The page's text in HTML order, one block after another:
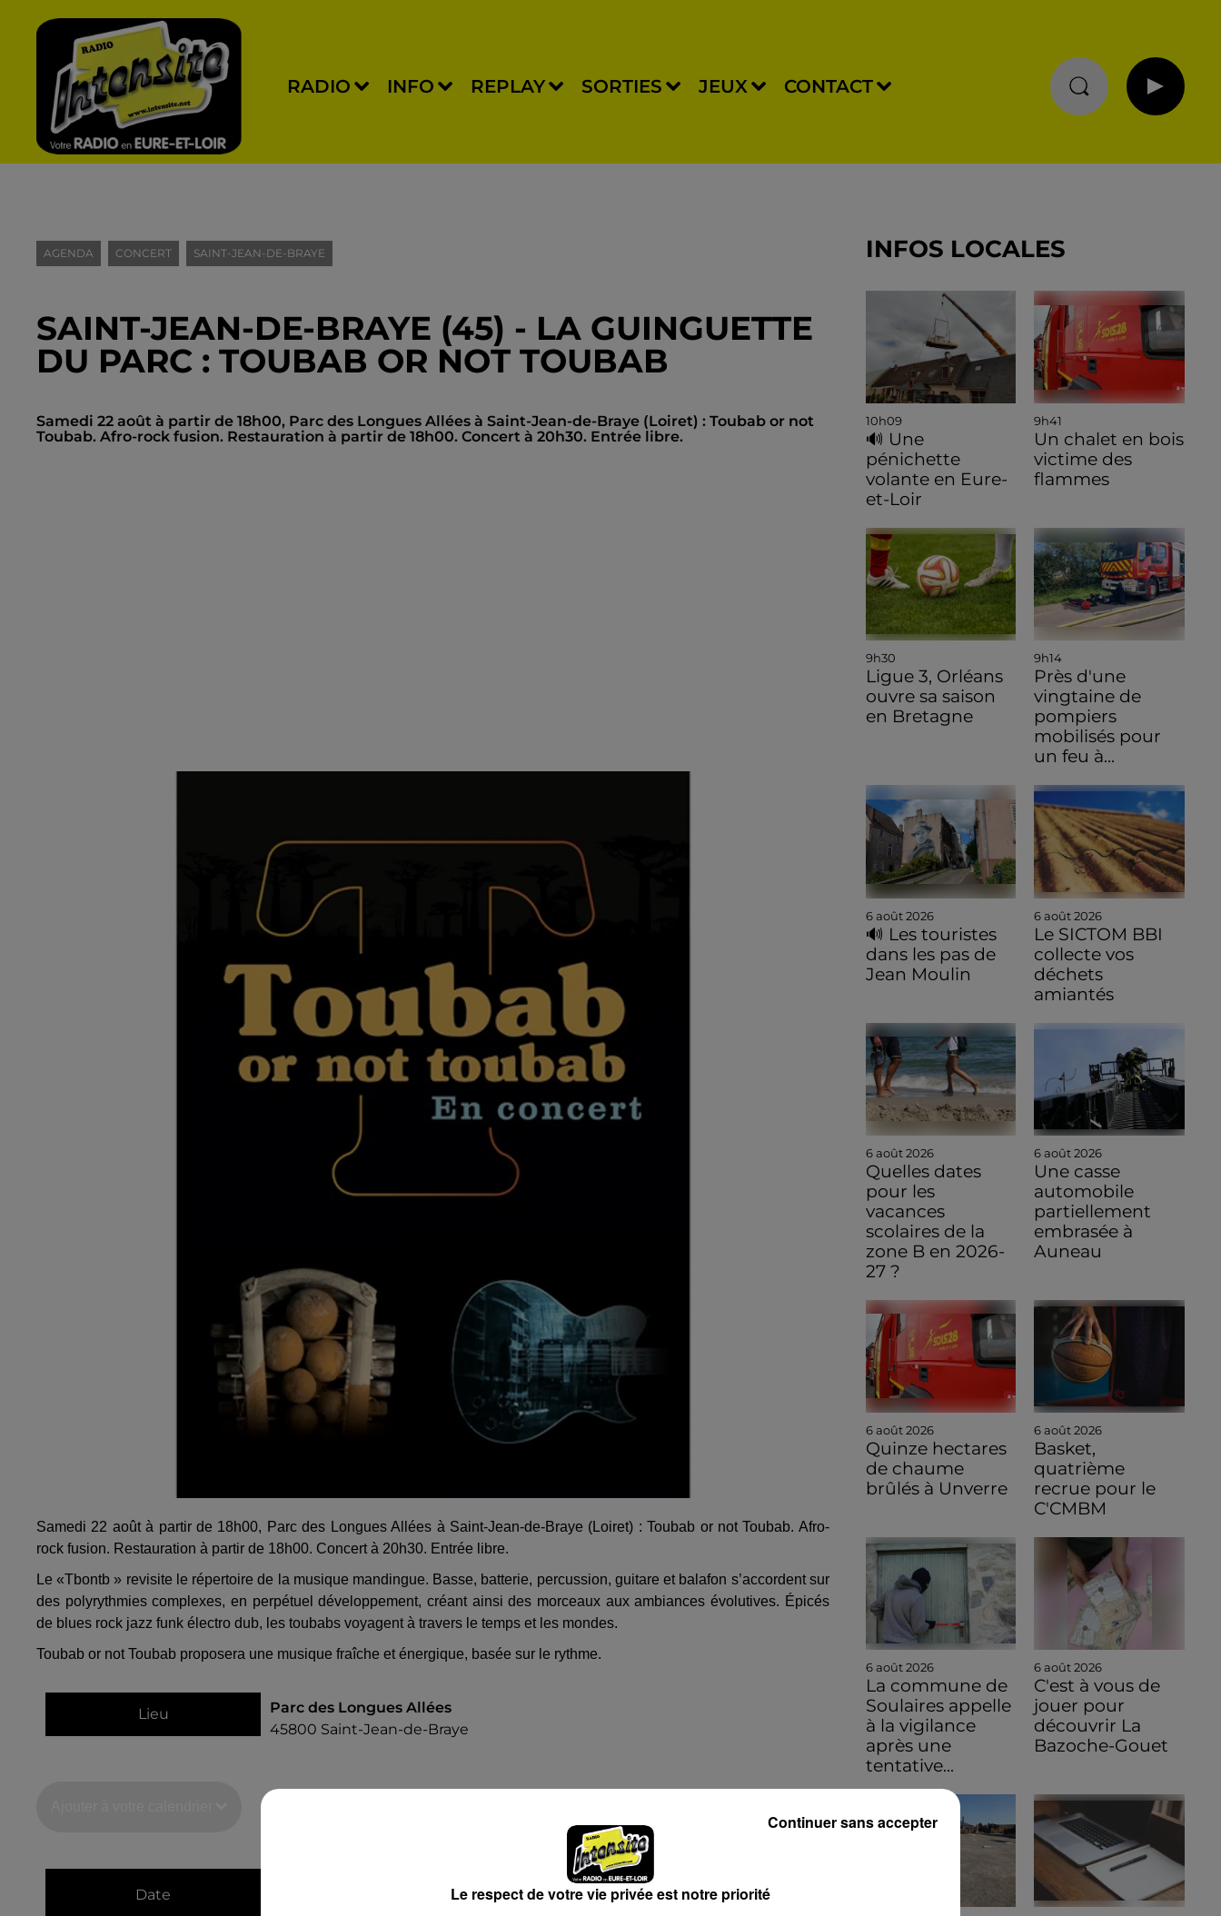
RADIO INFO REPLAY SORTIES JEUX CONTACT
AGENDA CONCERT SAINT-JEAN-DE-BRAYE
SAINT-JEAN-DE-BRAYE (45) - LA GUINGUETTE
DU PARC : TOUBAB OR NOT TOUBAB
Samedi 22 août à partir de 18h00, Parc des Longues Allées à Saint-Jean-de-Braye (Loiret) : Toubab or not
Toubab. Afro-rock fusion. Restauration à partir de 18h00. Concert à 20h30. Entrée libre.
Samedi 22 août à partir de 18h00, Parc des Longues Allées à Saint-Jean-de-Braye (Loiret) : Toubab or not Toubab. Afro-
rock fusion. Restauration à partir de 18h00. Concert à 20h30. Entrée libre.
Le «Tbontb » revisite le répertoire de la musique mandingue. Basse, batterie, percussion, guitare et balafon s’accordent sur
des polyrythmies complexes, en perpétuel développement, créant ainsi des morceaux aux ambiances évolutives. Épicés
de blues rock jazz funk électro dub, les toubabs voyagent à travers le temps et les mondes.
Toubab or not Toubab proposera une musique fraîche et énergique, basée sur le rythme.
Lieu
Parc des Longues Allées
45800 Saint-Jean-de-Braye
Date
INFOS LOCALES
10h09
🔊 Une
pénichette
volante en Eure-
et-Loir
9h41
Un chalet en bois
victime des
flammes
9h30
Ligue 3, Orléans
ouvre sa saison
en Bretagne
9h14
Près d'une
vingtaine de
pompiers
mobilisés pour
un feu à...
6 août 2026
🔊 Les touristes
dans les pas de
Jean Moulin
6 août 2026
Le SICTOM BBI
collecte vos
déchets
amiantés
6 août 2026
Quelles dates
pour les
vacances
scolaires de la
zone B en 2026-
27 ?
6 août 2026
Une casse
automobile
partiellement
embrasée à
Auneau
6 août 2026
Quinze hectares
de chaume
brûlés à Unverre
6 août 2026
Basket,
quatrième
recrue pour le
C'CMBM
6 août 2026
La commune de
Soulaires appelle
à la vigilance
après une
tentative...
6 août 2026
C'est à vous de
jouer pour
découvrir La
Bazoche-Gouet
Le respect de votre vie privée est notre priorité
Continuer sans accepter